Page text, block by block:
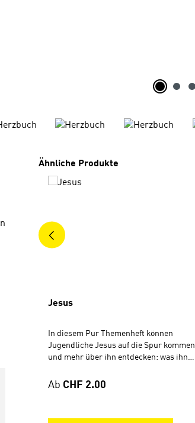
Produktgalerie überspringen
Ähnliche Produkte
Jesus
In diesem Pur Themenheft können
Jugendliche Jesus auf die Spur kommen
und mehr über ihn entdecken: was ihn
das Leben anderer auf den Kopf gestellt
einem Kommentar. Dazu gibt's viele
Regulärer Preis:
Ab CHF 2.00